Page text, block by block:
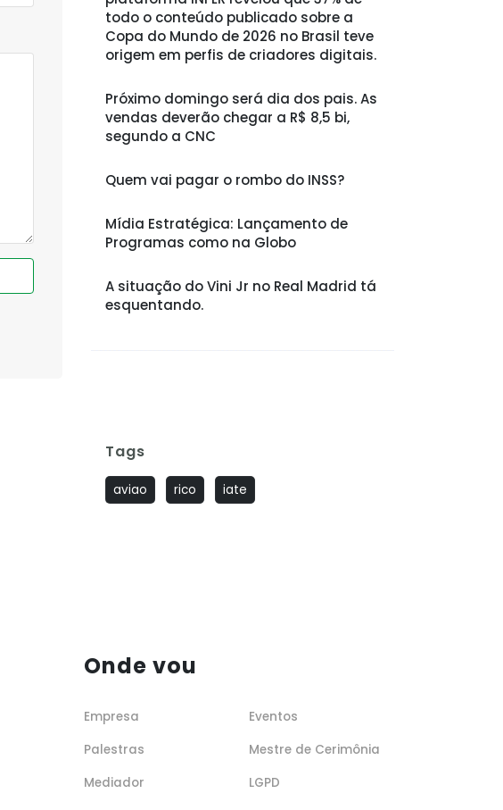
todo o conteúdo publicado sobre a
Copa do Mundo de 2026 no Brasil teve
origem em perfis de criadores digitais.
Próximo domingo será dia dos pais. As
vendas deverão chegar a R$ 8,5 bi,
segundo a CNC
Quem vai pagar o rombo do INSS?
Mídia Estratégica: Lançamento de
Programas como na Globo
A situação do Vini Jr no Real Madrid tá
esquentando.
Tags
aviao rico iate
Onde vou
Empresa
Palestras
Mediador
Eventos
Mestre de Cerimônia
LGPD